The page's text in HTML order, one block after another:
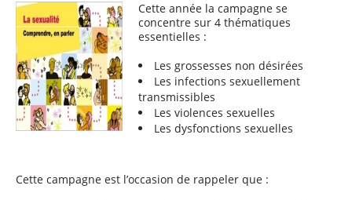
Cette année la campagne se
concentre sur 4 thématiques
essentielles :
Les grossesses non désirées
Les infections sexuellement
transmissibles
Les violences sexuelles
Les dysfonctions sexuelles
Cette campagne est l’occasion de rappeler que :